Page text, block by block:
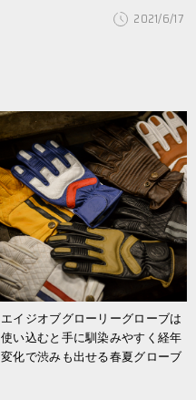
2021/6/17
エイジオブグローリーグローブは
使い込むと手に馴染みやすく経年
変化で渋みも出せる春夏グローブ